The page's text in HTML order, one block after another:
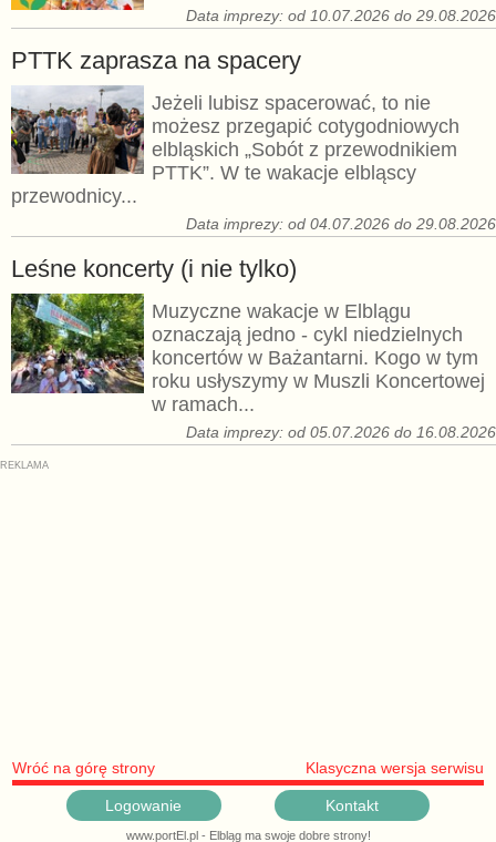
Data imprezy: od 10.07.2026 do 29.08.2026
PTTK zaprasza na spacery
Jeżeli lubisz spacerować, to nie
możesz przegapić cotygodniowych
elbląskich „Sobót z przewodnikiem
PTTK”. W te wakacje elbląscy
przewodnicy...
Data imprezy: od 04.07.2026 do 29.08.2026
Leśne koncerty (i nie tylko)
Muzyczne wakacje w Elblągu
oznaczają jedno - cykl niedzielnych
koncertów w Bażantarni. Kogo w tym
roku usłyszymy w Muszli Koncertowej
w ramach...
Data imprezy: od 05.07.2026 do 16.08.2026
Wróć na górę strony Klasyczna wersja serwisu
Logowanie Kontakt
www.portEl.pl - Elbląg ma swoje dobre strony!